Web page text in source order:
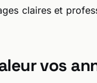
claires et
vos